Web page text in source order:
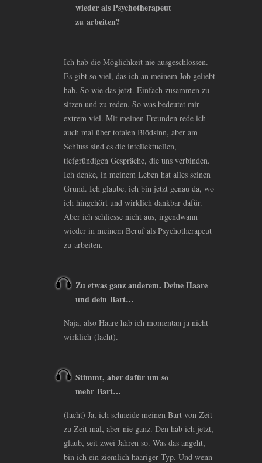
wieder als Psychotherapeut
zu arbeiten?
Ich hab die Möglichkeit nie ausgeschlossen.
Es gibt so viel, das ich an meinem Job geliebt
hab. So wie das jetzt. Einfach zusammen zu
sitzen und zu reden. So was bedeutet mir
extrem viel. Mit meinen Freunden rede ich
auch mal über totalen Blödsinn, aber am
Schluss sind es die intellektuellen,
tiefgründigen Gespräche, die uns verbinden.
Ich denke, in meinem Leben hat alles seinen
Grund. Ich glaube, ich bin jetzt genau da, wo
ich hingehört und wirklich dankbar dafür.
Aber ich schliesse nicht aus, irgendwann
wieder in meinem Beruf als Psychotherapeut
zu arbeiten.
Zu etwas ganz anderem. Deine Haare
und dein Bart…
Naja, also Haare hab ich momentan ja nicht
wirklich (lacht).
Stimmt, aber dafür um so
mehr Bart…
(lacht) Ja, ich schneide meinen Bart von Zeit
zu Zeit mal, aber nie ganz. Den hab ich jetzt,
glaub, seit zwei Jahren so. Was das angeht,
bin ich ein ziemlich haariger Typ. Und wenn